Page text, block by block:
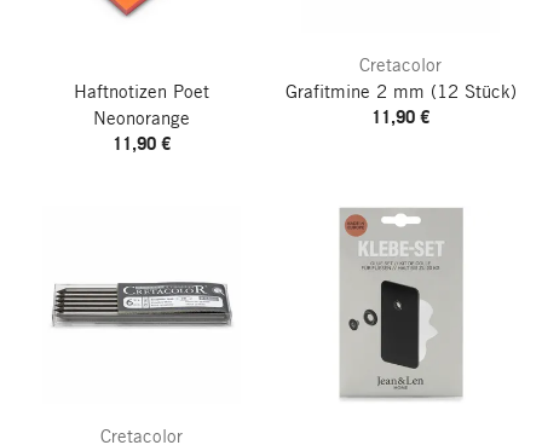
Haftnotizen Poet
Neonorange
11,90 €
Cretacolor
Grafitmine 2 mm (12 Stück)
11,90 €
Cretacolor